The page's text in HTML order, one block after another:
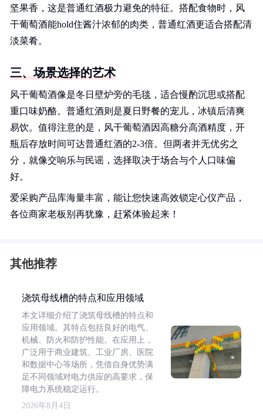
坚果香，这是普通红酒极力避免的特征。搭配食物时，风
干葡萄酒能hold住酱汁浓郁的肉类，普通红酒更适合搭配清
淡菜肴。
三、场景选择的艺术
风干葡萄酒像是冬日壁炉旁的毛毯，适合慢酌沉思或搭配
重口味奶酪。普通红酒则是夏日野餐的宠儿，冰镇后清爽
易饮。值得注意的是，风干葡萄酒因高糖分高酒精度，开
瓶后存放时间可达普通红酒的2-3倍。但两者并无优劣之
分，就像交响乐与民谣，选择取决于场合与个人口味偏
好。
爱采购产品库海量丰富，能让您快速高效锁定心仪产品，
各位商家老板别再犹豫，赶紧体验起来！
其他推荐
浇筑母线槽的特点和应用领域
本文详细介绍了浇筑母线槽的特点和
应用领域。其特点包括良好的电气、
机械、防火和防护性能。在应用上，
广泛用于商业建筑、工业厂房、医院
和数据中心等场所，凭借自身优势满
足不同领域对电力供应的高要求，保
障电力系统稳定运行。
2026年8月4日